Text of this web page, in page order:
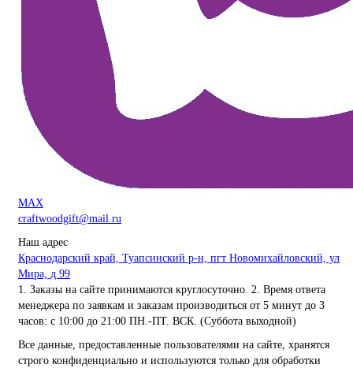
MAX
craftwoodgift@mail.ru
Наш адрес
Краснодарский край, Туапсинский р-н, пгт Новомихайловский, ул
Мира, д 99
1. Заказы на сайте принимаются круглосуточно. 2. Время ответа
менеджера по заявкам и заказам производиться от 5 минут до 3
часов: с 10:00 до 21:00 ПН.-ПТ. ВСК. (Суббота выходной)
Все данные, предоставленные пользователями на сайте, хранятся
строго конфиденциально и используются только для обработки